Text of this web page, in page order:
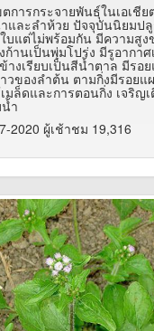
การกระจายพันธุ์ในเอเชีย
และลำห้วย ปัจจุบันนิยมป
บแต่ไม่พร้อมกัน มีความสู
ก้านเป็นพุ่มโปร่ง มีรูอากา
งเรียบเป็นสีน้ำตาล มีรอย
วของลำต้น ตามกิ่งมีรอยแ
มล็ดและการตอนกิ่ง เจริญ
ำ
2020 ผู้เช้าชม 19,316